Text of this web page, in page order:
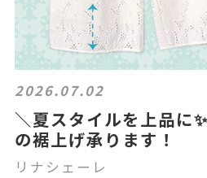
2026.07.02
＼夏スタイルを上品に
の裾上げ承ります！
リナシェーレ